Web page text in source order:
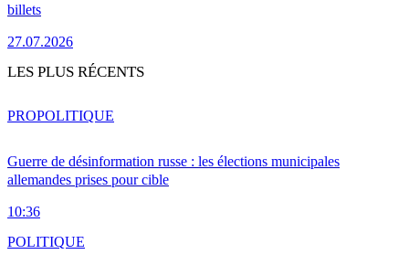
billets
27.07.2026
LES PLUS RÉCENTS
Guerre de désinformation russe : les élections municipales
allemandes prises pour cible
10:36
PROPOLITIQUE
POLITIQUE